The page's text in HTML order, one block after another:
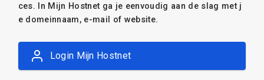
ces. In Mijn Hostnet ga je eenvoudig aan de slag met j
e domeinnaam, e-mail of website.
Login Mijn Hostnet